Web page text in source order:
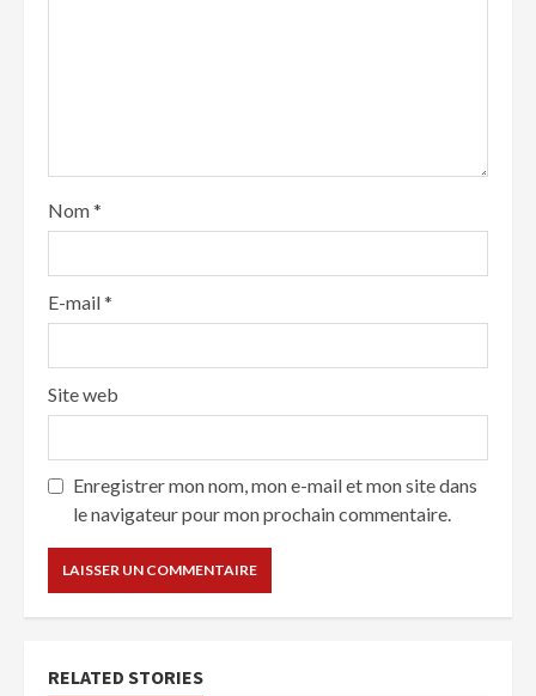
Nom*
E-mail*
Site web
Enregistrer mon nom, mon e-mail et mon site dans
le navigateur pour mon prochain commentaire.
RELATED STORIES